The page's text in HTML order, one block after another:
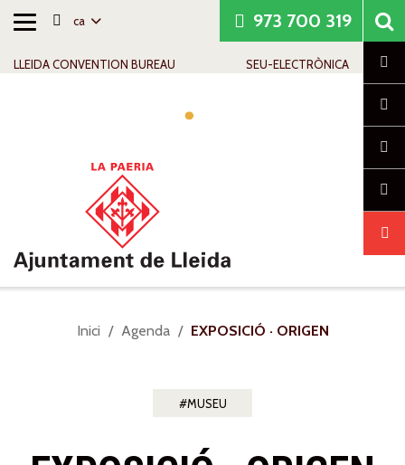
Alternar
ca
LLEIDA CONVENTION BUREAU SEU-ELECTRÒNICA
973 700 319
Sou
Inici Agenda EXPOSICIÓ · ORIGEN
MUSEU